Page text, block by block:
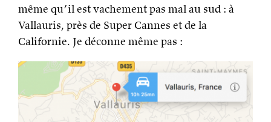
même qu’il est vachement pas mal au sud : à
Vallauris, près de Super Cannes et de la
Californie. Je déconne même pas :